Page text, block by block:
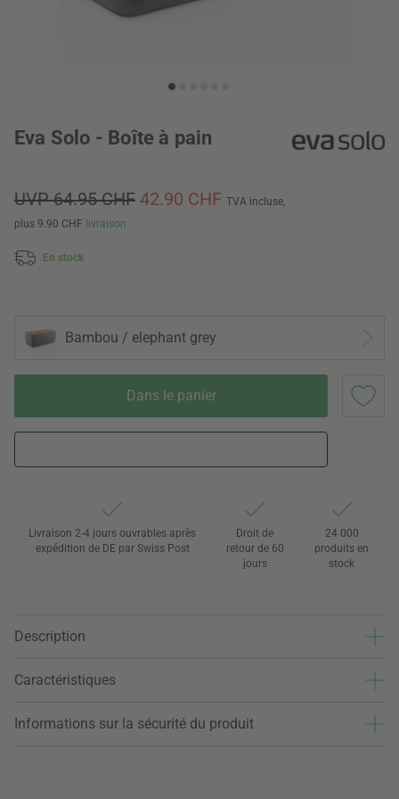
Eva Solo - Boîte à pain
UVP 64.95 CHF 42.90 CHF TVA incluse,
plus 9.90 CHF livraison
En stock
Bambou / elephant grey
Dans le panier
Livraison 2-4 jours ouvrables après
expédition de DE par Swiss Post
Droit de
retour de 60
jours
24 000
produits en
stock
Description
Caractéristiques
Informations sur la sécurité du produit